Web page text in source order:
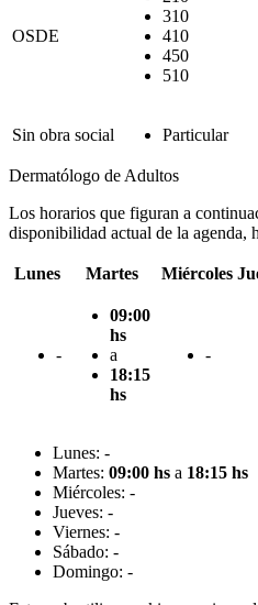
OSDE
310
410
450
510
Sin obra social Particular
Dermatólogo de Adultos
Los horarios que figuran a
disponibilidad actual de la
Lunes Martes Miércoles
-
09:00
hs
a
18:15
hs
-
Lunes: -
Martes: 09:00 hs a 18:15 hs
Miércoles: -
Jueves: -
Viernes: -
Sábado: -
Domingo: -